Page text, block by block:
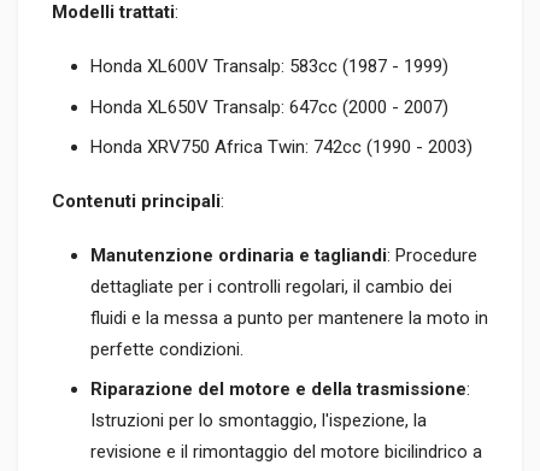
Modelli trattati:
Honda XL600V Transalp: 583cc (1987 - 1999)
Honda XL650V Transalp: 647cc (2000 - 2007)
Honda XRV750 Africa Twin: 742cc (1990 - 2003)
Contenuti principali:
Manutenzione ordinaria e tagliandi: Procedure
dettagliate per i controlli regolari, il cambio dei
fluidi e la messa a punto per mantenere la moto in
perfette condizioni.
Riparazione del motore e della trasmissione:
Istruzioni per lo smontaggio, l'ispezione, la
revisione e il rimontaggio del motore bicilindrico a